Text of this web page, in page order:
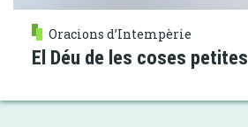
Oracions d’Intempèrie
El Déu de les coses petites